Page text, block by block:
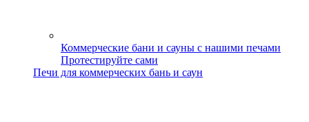
Коммерческие бани и сауны с нашими печами
Протестируйте сами
Печи для коммерческих бань и саун